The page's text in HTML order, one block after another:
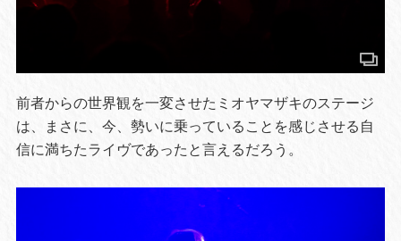
前者からの世界観を一変させたミオヤマザキのステージ
は、まさに、今、勢いに乗っていることを感じさせる自
信に満ちたライヴであったと言えるだろう。